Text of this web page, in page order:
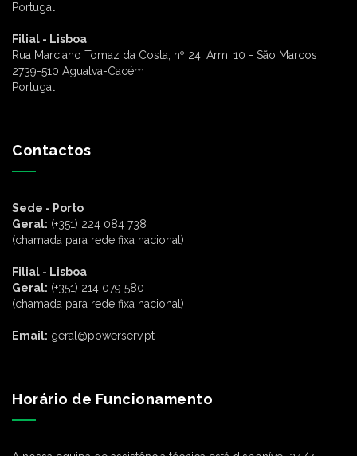
Portugal
Filial - Lisboa
Rua Marciano Tomaz da Costa, nº 24, Arm. 10 - São Marcos
2739-510 Agualva-Cacém
Portugal
Contactos
Sede - Porto
Geral: (+351) 224 084 738
(chamada para rede fixa nacional)
Filial - Lisboa
Geral: (+351) 214 079 580
(chamada para rede fixa nacional)
Email: geral@powerserv.pt
Horário de Funcionamento